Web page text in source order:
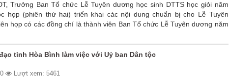
Trưởng Ban Tổ chức Lễ Tuyên dương học sinh DTTS học giỏi năm
họp (phiên thứ hai) triển khai các nội dung chuẩn bị cho Lễ Tuyên
họp có các đồng chí là thành viên Ban Tổ chức Lễ Tuyên dương năm
tỉnh Hòa Bình làm việc với Uỷ ban Dân tộc
Lượt xem: 5461